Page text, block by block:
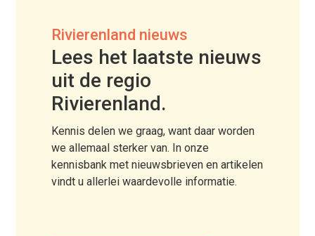
Rivierenland nieuws
Lees het laatste nieuws
uit de regio
Rivierenland.
Kennis delen we graag, want daar worden
we allemaal sterker van. In onze
kennisbank met nieuwsbrieven en artikelen
vindt u allerlei waardevolle informatie.